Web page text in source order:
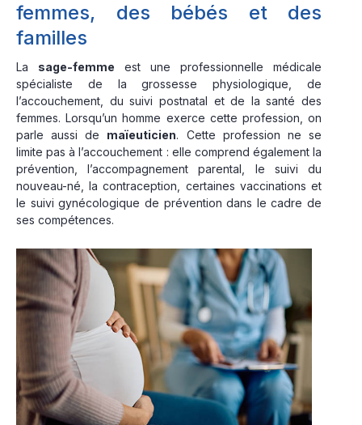
femmes, des bébés et des
familles
La sage-femme est une professionnelle médicale
spécialiste de la grossesse physiologique, de
l’accouchement, du suivi postnatal et de la santé des
femmes. Lorsqu’un homme exerce cette profession, on
parle aussi de maïeuticien. Cette profession ne se
limite pas à l’accouchement : elle comprend également la
prévention, l’accompagnement parental, le suivi du
nouveau-né, la contraception, certaines vaccinations et
le suivi gynécologique de prévention dans le cadre de
ses compétences.